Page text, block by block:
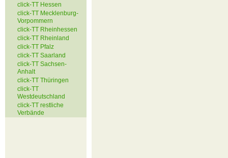
click-TT Hessen
click-TT Mecklenburg-
Vorpommern
click-TT Rheinhessen
click-TT Rheinland
click-TT Pfalz
click-TT Saarland
click-TT Sachsen-
Anhalt
click-TT Thüringen
click-TT
Westdeutschland
click-TT restliche
Verbände